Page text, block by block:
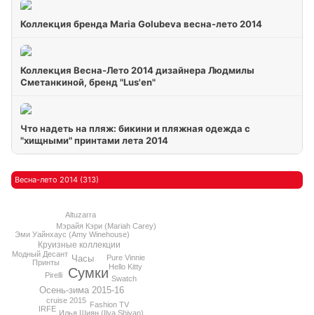
Коллекция бренда Maria Golubeva весна-лето 2014
Коллекция Весна-Лето 2014 дизайнера Людмилы
Сметанкиной, бренд "Lus'en"
Что надеть на пляж: бикини и пляжная одежда с
"хищными" принтами лета 2014
Весна-лето 2014 (313)
Сумки
Часы
Осень-зима 2015-16
Круизные коллекции
cruise 2015
Pirelli
Hello Kitty
Fashion TV
Илья Шиян (Ilya Shiyan)
Эми Уайнхаус (Amy Winehouse)
Swatch
Мэрайя Кэри (Mariah Carey)
Принты
Altuzarra
Pure Vinnie
IRFE
Модный Десант